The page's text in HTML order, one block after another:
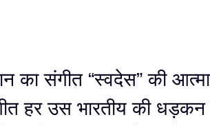
का संगीत “स्वदेस” की
हर उस भारतीय की धड़कन